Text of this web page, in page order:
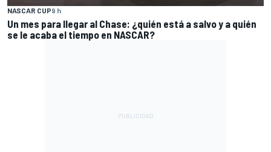
NASCAR CUP9 h
Un mes para llegar al Chase: ¿quién está a salvo y a quién
se le acaba el tiempo en NASCAR?